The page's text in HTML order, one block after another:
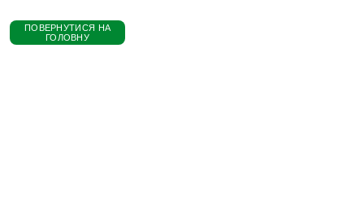
ПОВЕРНУТИСЯ НА
ГОЛОВНУ